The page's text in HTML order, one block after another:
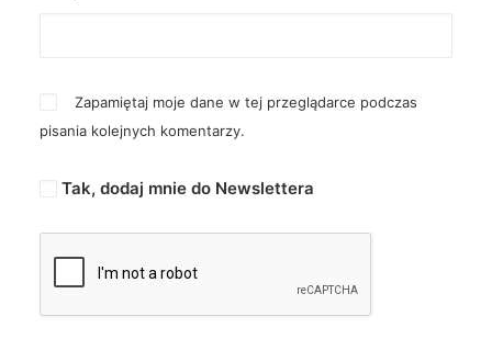
Zapamiętaj moje dane w tej przeglądarce podczas
pisania kolejnych komentarzy.
Tak, dodaj mnie do Newslettera